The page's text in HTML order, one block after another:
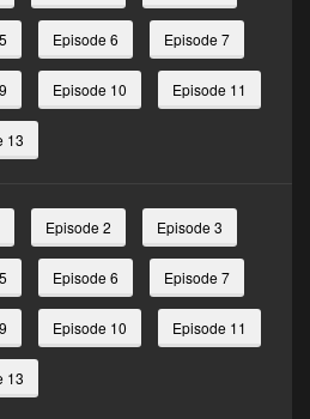
Episode 6 Episode 7
Episode 10 Episode 11
13
Episode 2 Episode 3
Episode 6 Episode 7
Episode 10 Episode 11
13